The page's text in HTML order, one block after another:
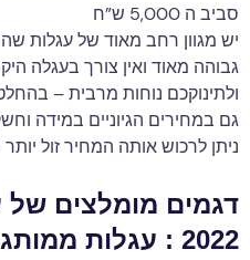
סביב ה 5,000 ש”ח
יש מגוון רחב מאוד של עגלות
גבוהה מאוד ואין צורך בעגלה
ולתינוקכם נוחות מרבית –
גם במחירים הגיוניים במידה
ניתן לרכוש אותה המחיר זול
דגמים מומלצים של
2022 : עגלות ממותגות